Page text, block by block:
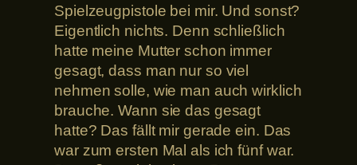
Spielzeugpistole bei mir. Und sonst?
Eigentlich nichts. Denn schließlich
hatte meine Mutter schon immer
gesagt, dass man nur so viel
nehmen solle, wie man auch wirklich
brauche. Wann sie das gesagt
hatte? Das fällt mir gerade ein. Das
war zum ersten Mal als ich fünf war.